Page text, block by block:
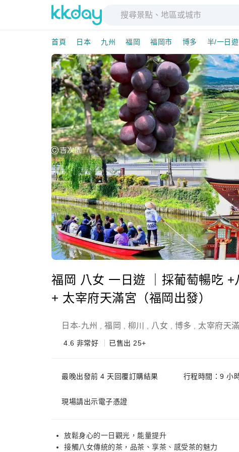
首頁 日本 九州 福岡 福岡市 博多 半/一日遊
福岡 八女 一日遊 ｜採葡萄暢吃 +
+ 太宰府天滿宮（福岡出發）
日本-九州 福岡 柳川 八女 博多 太宰府天
4.6 非常好 已售出 25+
最晚出發前 4 天回覆訂購結果 行程時間：9 小
現場請出示電子憑證
放鬆身心的一日觀光，能量提升
接觸八女傳統的茶，品茶、享茶、感受茶的魅力